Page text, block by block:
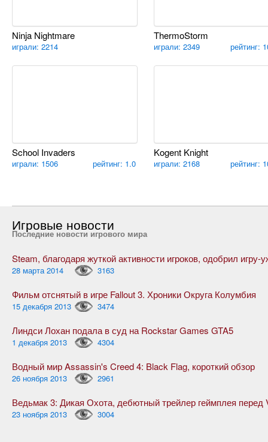
Ninja Nightmare
играли: 2214
ThermoStorm
играли: 2349 рейтинг:
School Invaders
играли: 1506 рейтинг: 1.0
Kogent Knight
играли: 2168 рейтинг:
Игровые новости
Последние новости игрового мира
28 марта 2014 3163
Фильм отснятый в игре Fallout 3. Хроники Округа Колумбия
15 декабря 2013 3474
Линдси Лохан подала в суд на Rockstar Games GTA5
1 декабря 2013 4304
Водный мир Assassin's Creed 4: Black Flag, короткий обзор
26 ноября 2013 2961
23 ноября 2013 3004